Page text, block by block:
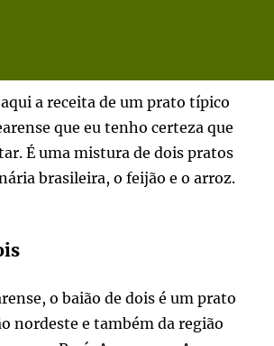
a receita de um prato típico
que eu tenho certeza que
É uma mistura de dois pratos
brasileira, o feijão e o arroz.
o baião de dois é um prato
nordeste e também da região